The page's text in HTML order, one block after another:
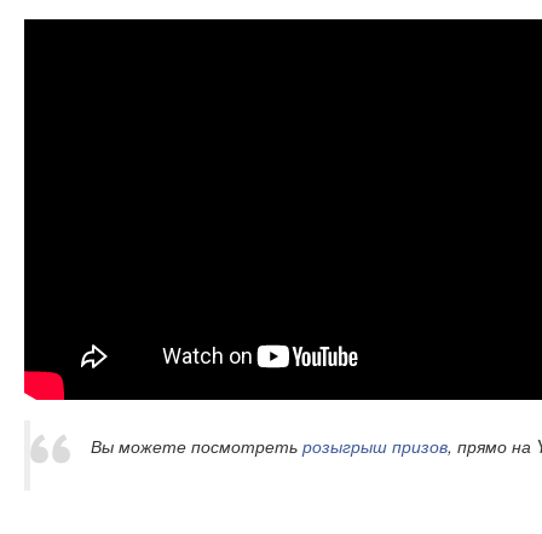
Вы можете посмотреть розыгрыш призов, прямо на